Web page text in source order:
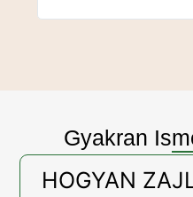
Gyakran
HOGYAN